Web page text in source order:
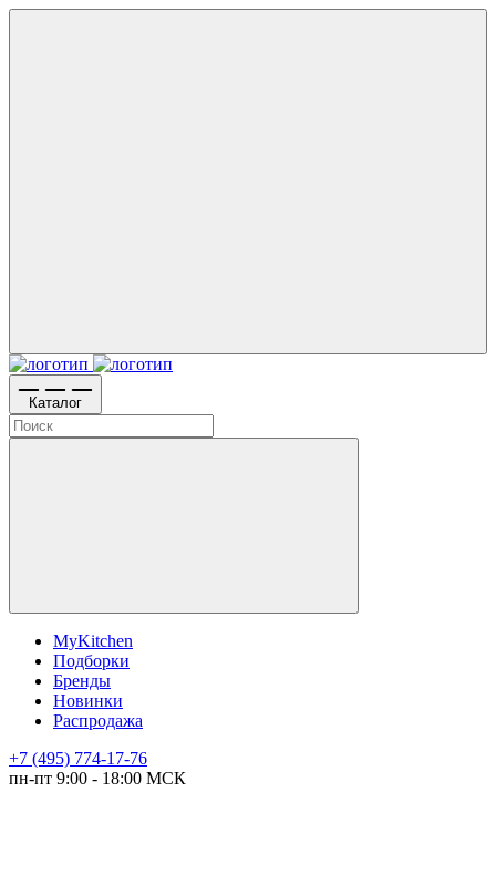
Каталог
MyKitchen
Подборки
Бренды
Новинки
Распродажа
+7 (495) 774-17-76
пн-пт 9:00 - 18:00 МСК